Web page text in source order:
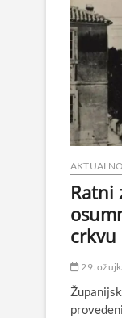
u
AKTUALNO
Ratni
crkvu
29.